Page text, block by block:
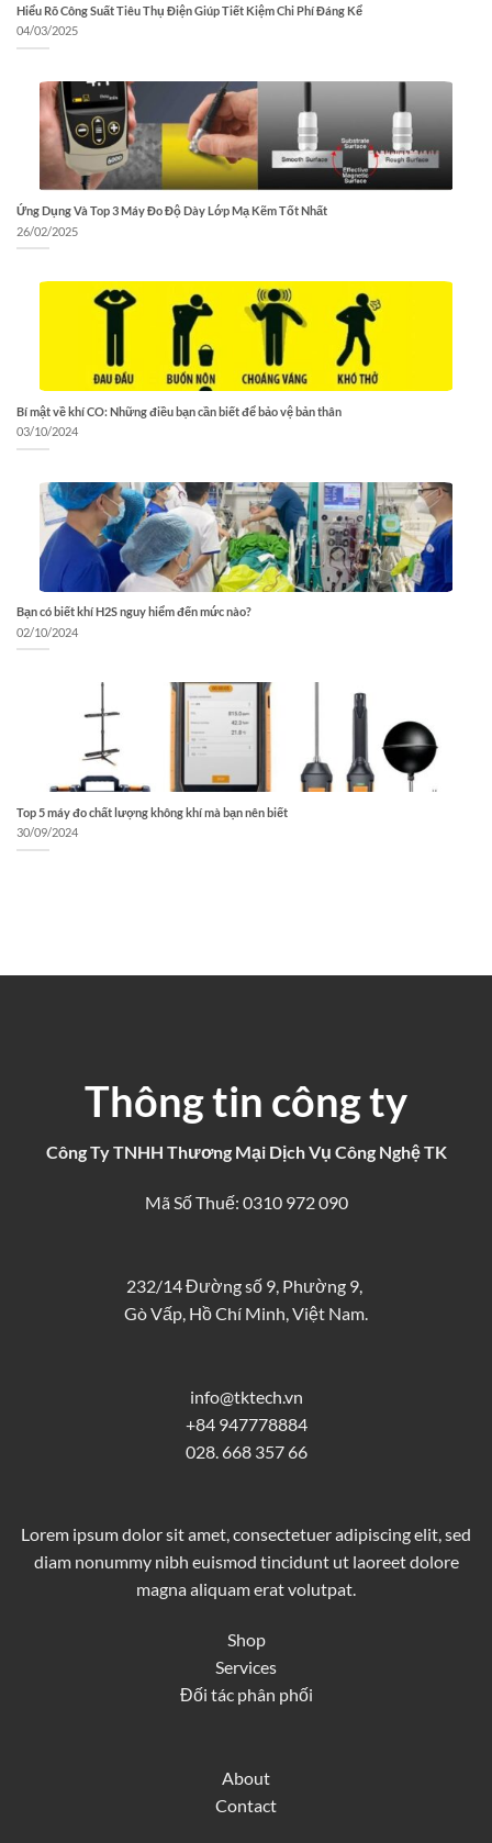
Hiểu Rõ Công Suất Tiêu Thụ Điện Giúp Tiết Kiệm Chi Phí Đáng Kể
04/03/2025
Ứng Dụng Và Top 3 Máy Đo Độ Dày Lớp Mạ Kẽm Tốt Nhất
26/02/2025
Bí mật về khí CO: Những điều bạn cần biết để bảo vệ bản thân
03/10/2024
Bạn có biết khí H2S nguy hiểm đến mức nào?
02/10/2024
Top 5 máy đo chất lượng không khí mà bạn nên biết
30/09/2024
Thông tin công ty
Công Ty TNHH Thương Mại Dịch Vụ Công Nghệ TK
Mã Số Thuế: 0310 972 090
232/14 Đường số 9, Phường 9,
Gò Vấp, Hồ Chí Minh, Việt Nam.
info@tktech.vn
+84 947778884
028. 668 357 66
Lorem ipsum dolor sit amet, consectetuer adipiscing elit, sed
diam nonummy nibh euismod tincidunt ut laoreet dolore
magna aliquam erat volutpat.
Shop
Services
Đối tác phân phối
About
Contact